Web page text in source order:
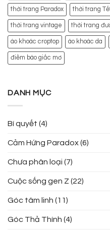
thời trang Paradox thời trang
thời trang vintage thời trang
áo khoác croptop áo khoác da
điềm báo giấc mơ
DANH MỤC
Bí quyết (4)
Cảm Hứng Paradox(6)
Chưa phân loại (7)
Cuộc sống gen Z (22)
Góc tâm linh (11)
Góc Thả Thính (4)